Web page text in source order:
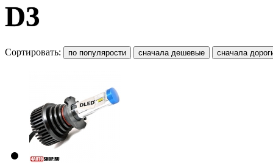
D3
Сортировать: